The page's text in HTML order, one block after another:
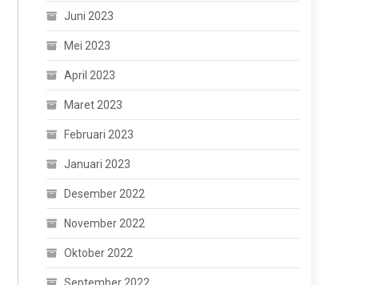
Juni 2023
Mei 2023
April 2023
Maret 2023
Februari 2023
Januari 2023
Desember 2022
November 2022
Oktober 2022